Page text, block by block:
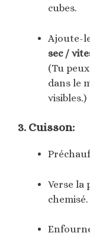
cubes.
Ajoute-
sec /
(Tu
dans le
visibles.)
3. Cuisson:
Verse la
chemisé.